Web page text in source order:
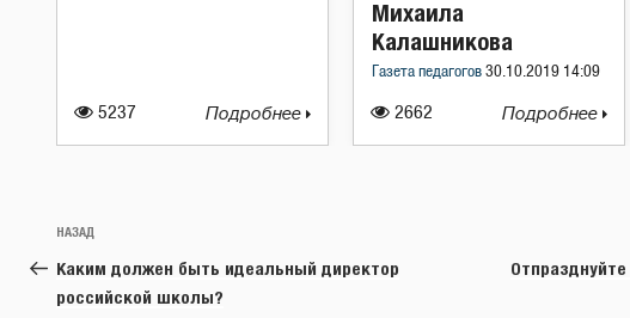
5237 Подробнее 2662
Михаила
Калашникова
Газета педагогов 30.10.2019 14:09
Подробнее
Навигация
по
записям
Предыдущая
запись:
НАЗАД
Каким должен быть идеальный директор
российской школы?